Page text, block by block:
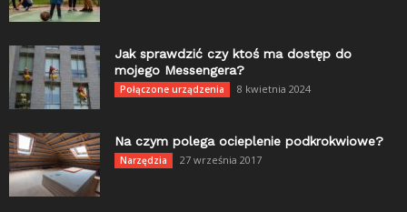
Jak sprawdzić czy ktoś ma dostęp do
mojego Messengera?
Połączone urządzenia 8 kwietnia 2024
Na czym polega ocieplenie podkrokwiowe?
Narzędzia 27 września 2017